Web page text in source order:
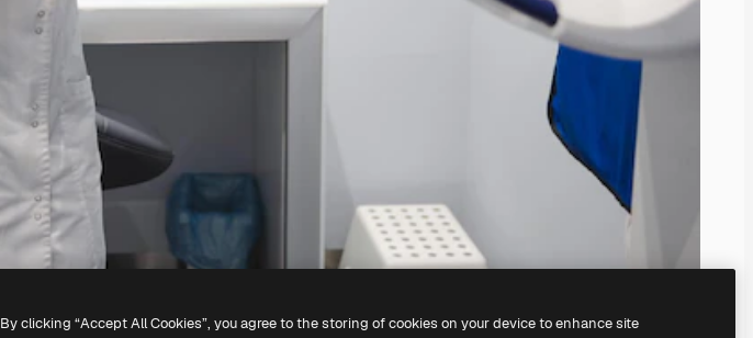
By clicking “Accept All Cookies”, you agree to the storing of cookies on your device to enhance site